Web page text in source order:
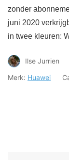
zonder
juni 2020
in twee kleuren:
Ilse Jurrien
Merk: Huawei